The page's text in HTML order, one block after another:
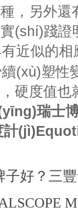
，另外
踐證明
近似的相
(xù)塑性
，硬度值也
瑞士
好？